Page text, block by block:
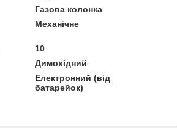
Газова колонка
Механічне
10
Димохідний
Електронний (від
батарейок)